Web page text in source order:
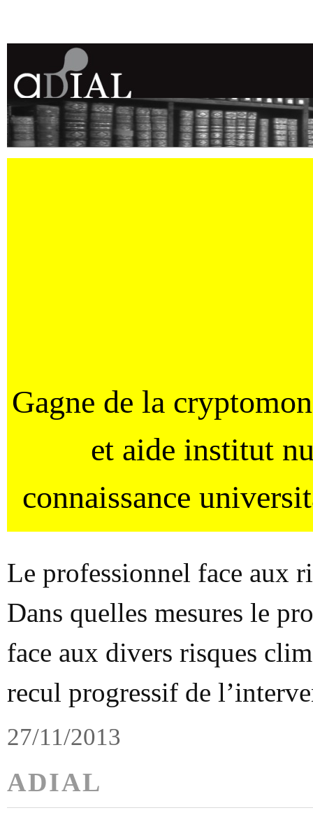
Gagne de la
et aide institut
connaissance
Le professionnel face aux
Dans quelles mesures le
face aux divers risques
recul progressif de
27/11/2013
ADIAL